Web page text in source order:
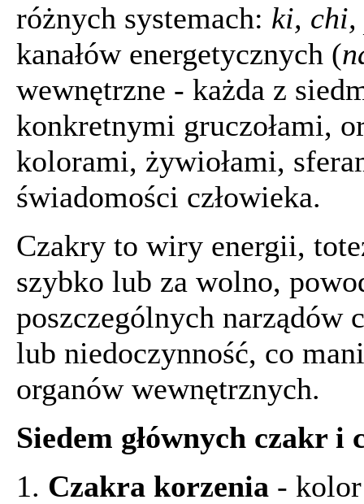
różnych systemach: ki, chi,
kanałów energetycznych (
wewnętrzne - każda z
konkretnymi gruczołami,
kolorami, żywiołami,
świadomości człowieka.
Czakry to wiry energii,
szybko lub za wolno,
poszczególnych narządów
lub niedoczynność, co
organów wewnętrznych.
Siedem głównych czakr i
1. Czakra korzenia - kolor